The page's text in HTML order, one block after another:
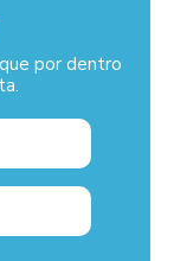
por dentro